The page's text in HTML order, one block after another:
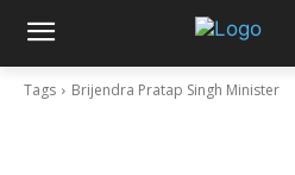
Tags Brijendra Pratap Singh Minister